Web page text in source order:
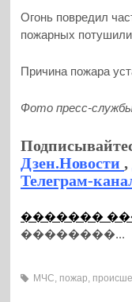
Огонь повредил
пожарных потушили
Причина пожара
Фото пресс-
Дзен.Новости,
Телеграм-
�������
��������...
МЧС, пожар,